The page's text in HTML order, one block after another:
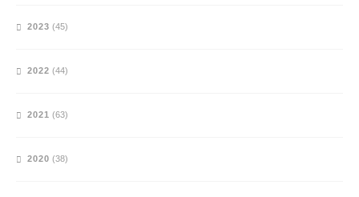
2023 (45)
2022 (44)
2021 (63)
2020 (38)